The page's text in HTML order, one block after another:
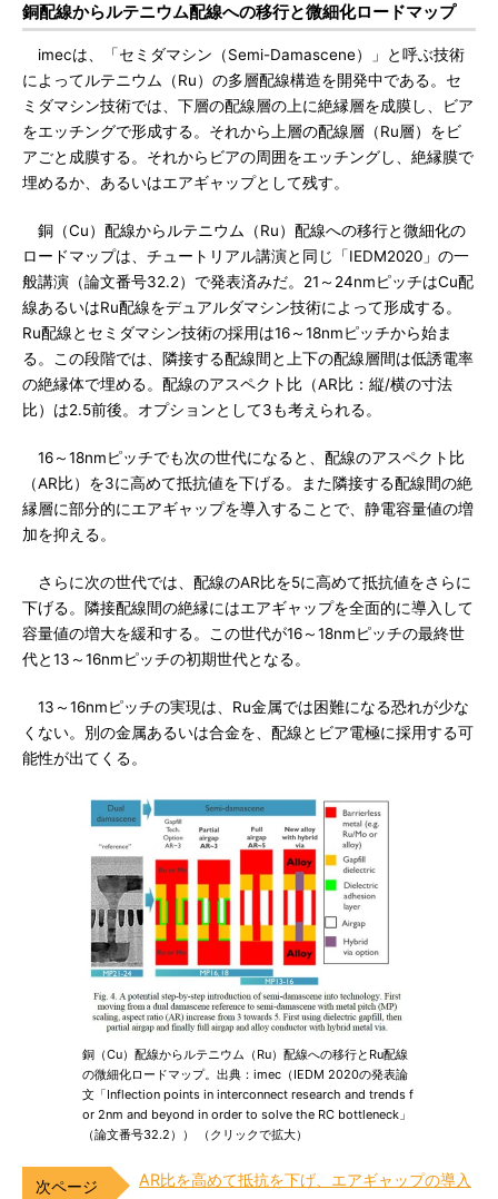
銅配線からルテニウム配線への移行と微細化ロードマップ
imecは、「セミダマシン（Semi-Damascene）」と呼ぶ技術
によってルテニウム（Ru）の多層配線構造を開発中である。セ
ミダマシン技術では、下層の配線層の上に絶縁層を成膜し、ビア
をエッチングで形成する。それから上層の配線層（Ru層）をビ
アごと成膜する。それからビアの周囲をエッチングし、絶縁膜で
埋めるか、あるいはエアギャップとして残す。
銅（Cu）配線からルテニウム（Ru）配線への移行と微細化の
ロードマップは、チュートリアル講演と同じ「IEDM2020」の一
般講演（論文番号32.2）で発表済みだ。21～24nmピッチはCu配
線あるいはRu配線をデュアルダマシン技術によって形成する。
Ru配線とセミダマシン技術の採用は16～18nmピッチから始ま
る。この段階では、隣接する配線間と上下の配線層間は低誘電率
の絶縁体で埋める。配線のアスペクト比（AR比：縦/横の寸法
比）は2.5前後。オプションとして3も考えられる。
16～18nmピッチでも次の世代になると、配線のアスペクト比
（AR比）を3に高めて抵抗値を下げる。また隣接する配線間の絶
縁層に部分的にエアギャップを導入することで、静電容量値の増
加を抑える。
さらに次の世代では、配線のAR比を5に高めて抵抗値をさらに
下げる。隣接配線間の絶縁にはエアギャップを全面的に導入して
容量値の増大を緩和する。この世代が16～18nmピッチの最終世
代と13～16nmピッチの初期世代となる。
13～16nmピッチの実現は、Ru金属では困難になる恐れが少な
くない。別の金属あるいは合金を、配線とビア電極に採用する可
能性が出てくる。
銅（Cu）配線からルテニウム（Ru）配線への移行とRu配線
の微細化ロードマップ。出典：imec（IEDM 2020の発表論
文「Inflection points in interconnect research and trends f
or 2nm and beyond in order to solve the RC bottleneck」
（論文番号32.2）） （クリックで拡大）
AR比を高めて抵抗を下げ、エアギャップの導入